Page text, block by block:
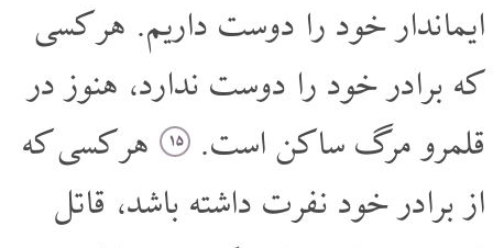
ایماندار خود را دوست داریم. هر کسی
که برادر خود را دوست ندارد، هنوز در
قلمرو مرگ ساکن است.
۱۵ هر کسی که
از برادر خود نفرت داشته باشد، قاتل